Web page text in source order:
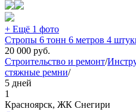
+ Ещё 1 фото
Стропы 6 тонн 6 метров 4
20 000 руб.
Строительство и ремонт/
стяжные ремни/
5 дней
1
Красноярск, ЖК Снегири